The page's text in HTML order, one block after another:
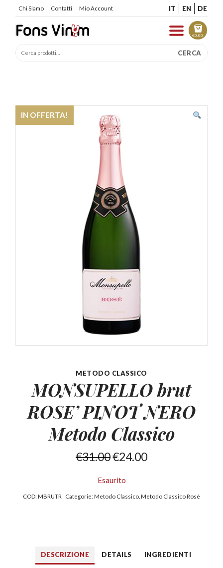
Chi Siamo Contatti Mio Account IT EN DE
€0.00
CERCA
IN OFFERTA!
METODO CLASSICO
MONSUPELLO brut
ROSE’PINOT NERO
Metodo Classico
€31.00€24.00
Esaurito
COD: MBRUTR Categorie:Metodo Classico ,Metodo Classico Rosè
DESCRIZIONE DETAILS INGREDIENTI